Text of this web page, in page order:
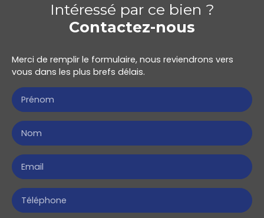
Intéressé par ce bien ?
Contactez-nous
Merci de remplir le formulaire, nous reviendrons vers
vous dans les plus brefs délais.
Prénom
Nom
Email
Téléphone